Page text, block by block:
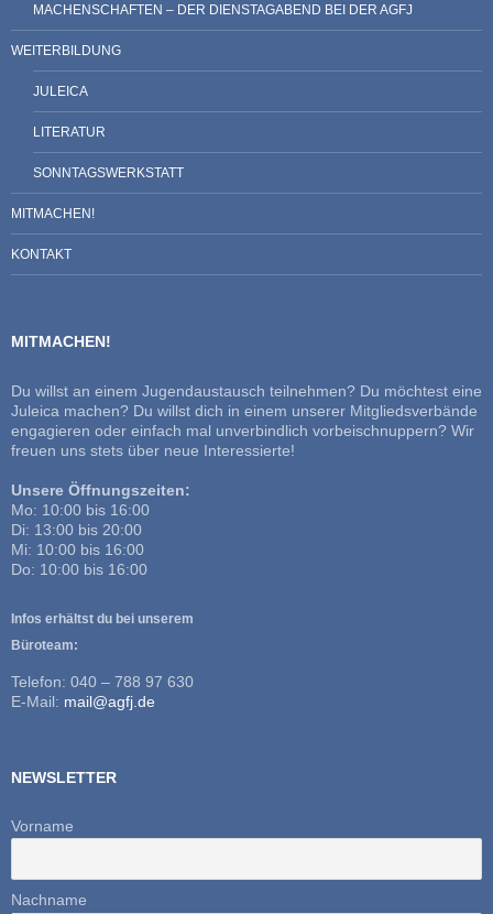
MACHENSCHAFTEN – DER DIENSTAGABEND BEI DER AGFJ
WEITERBILDUNG
JULEICA
LITERATUR
SONNTAGSWERKSTATT
MITMACHEN!
KONTAKT
MITMACHEN!
Du willst an einem Jugendaustausch teilnehmen? Du möchtest eine
Juleica machen? Du willst dich in einem unserer Mitgliedsverbände
engagieren oder einfach mal unverbindlich vorbeischnuppern? Wir
freuen uns stets über neue Interessierte!
Unsere Öffnungszeiten:
Mo: 10:00 bis 16:00
Di: 13:00 bis 20:00
Mi: 10:00 bis 16:00
Do: 10:00 bis 16:00
Infos erhältst du bei unserem
Büroteam:
Telefon: 040 – 788 97 630
E-Mail: mail@agfj.de
NEWSLETTER
Vorname
Nachname